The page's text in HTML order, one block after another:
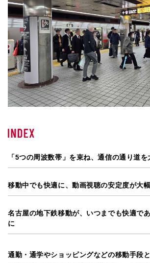
「5つの周波数帯」を束ね、通信の通り道
移動中でも快適に、動画視聴の安定度が大
名古屋の地下鉄移動が、いつまでも快適で
に
通勤・通学やショッピングなどの移動手段